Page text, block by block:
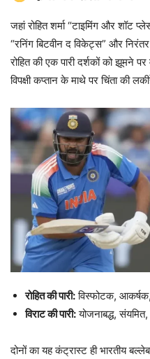
जहां रोहित शर्मा “टाइमिंग और शॉट
“रनिंग बिटवीन द विकेट्स” और
रोहित की एक पारी दर्शकों को झूमने
विपक्षी कप्तान के माथे पर चिंता की
रोहित की पारी:विस्फोटक,
विराट की पारी:योजनाबद्ध,
दोनों का यह कंट्रास्ट ही भारतीय